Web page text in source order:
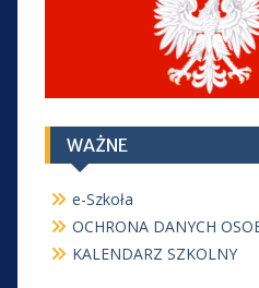
WAŻNE
e-Szkoła
OCHRONA DANYCH
KALENDARZ SZKOLNY